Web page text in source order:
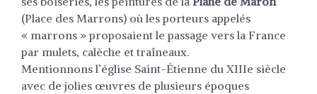
(Place des Marrons) où les porteurs appelés
« marrons » proposaient le passage vers la France
par mulets, calèche et traîneaux.
Mentionnons l’église Saint-Étienne du XIIIe siècle
avec de jolies œuvres de plusieurs époques